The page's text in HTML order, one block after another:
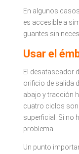
En algunos
es accesible a
guantes sin
Usar el
El desatascador
orificio de salida
abajo y tracción
cuatro ciclos son
superficial. Si no
problema.
Un punto